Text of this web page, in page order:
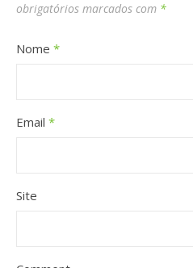
obrigatórios marcados com *
Nome *
Email *
Site